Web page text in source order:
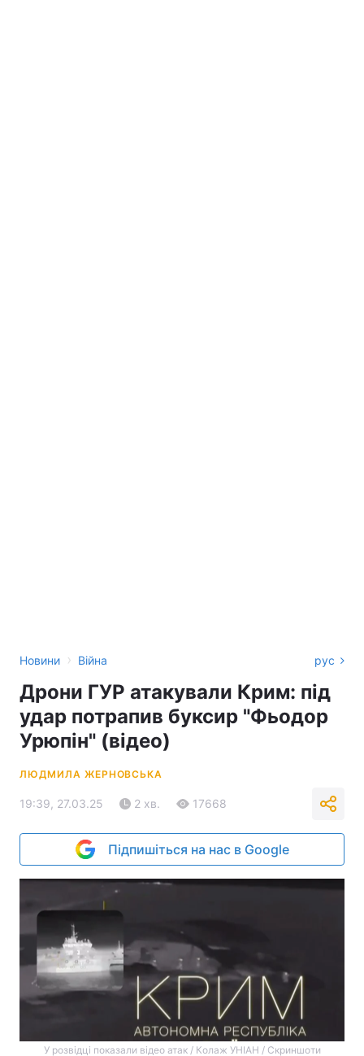
Новини › Війна рус
Дрони ГУР атакували Крим: під
удар потрапив буксир "Фьодор
Урюпін" (відео)
ЛЮДМИЛА ЖЕРНОВСЬКА
19:39, 27.03.25 2 хв. 17668
Підпишіться на нас в Google
У розвідці показали відео атак / Колаж УНІАН / Скриншоти